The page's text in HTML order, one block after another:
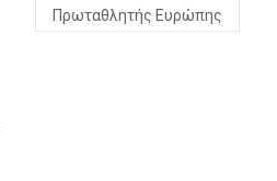
Πρωταθλητής Ευρώπης